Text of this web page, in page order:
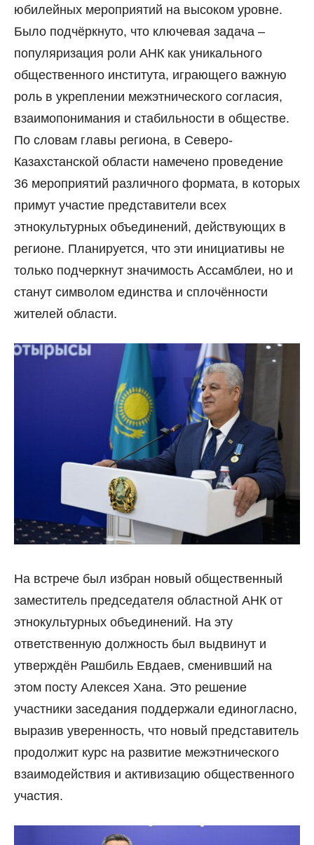
юбилейных мероприятий на высоком уровне.
Было подчёркнуто, что ключевая задача –
популяризация роли АНК как уникального
общественного института, играющего важную
роль в укреплении межэтнического согласия,
взаимопонимания и стабильности в обществе.
По словам главы региона, в Северо-
Казахстанской области намечено проведение
36 мероприятий различного формата, в которых
примут участие представители всех
этнокультурных объединений, действующих в
регионе. Планируется, что эти инициативы не
только подчеркнут значимость Ассамблеи, но и
станут символом единства и сплочённости
жителей области.
На встрече был избран новый общественный
заместитель председателя областной АНК от
этнокультурных объединений. На эту
ответственную должность был выдвинут и
утверждён Рашбиль Евдаев, сменивший на
этом посту Алексея Хана. Это решение
участники заседания поддержали единогласно,
выразив уверенность, что новый представитель
продолжит курс на развитие межэтнического
взаимодействия и активизацию общественного
участия.